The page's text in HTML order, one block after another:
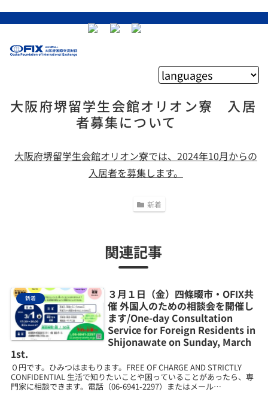
大阪府堺留学生会館オリオン寮 入居
者募集について
大阪府堺留学生会館オリオン寮では、2024年10月からの
入居者を募集します。
新着
関連記事
新着
３月１日（金）四條畷市・OFIX共
催 外国人のための相談会を開催し
ます/One-day Consultation
Service for Foreign Residents in
Shijonawate on Sunday, March
1st.
０円です。ひみつはまもります。FREE OF CHARGE AND STRICTLY
CONFIDENTIAL 生活で知りたいことや困っていることがあったら、専
門家に相談できます。電話（06-6941-2297）またはメール